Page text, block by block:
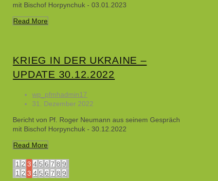
mit Bischof Horpynchuk - 03.01.2023
Read More
KRIEG IN DER UKRAINE –
UPDATE 30.12.2022
wp_pfmhadmin17
31. Dezember 2022
Bericht von Pf. Roger Neumann aus seinem Gespräch
mit Bischof Horpynchuk - 30.12.2022
Read More
1 2 3 4 5 6 7 8 9
1 2 3 4 5 6 7 8 9